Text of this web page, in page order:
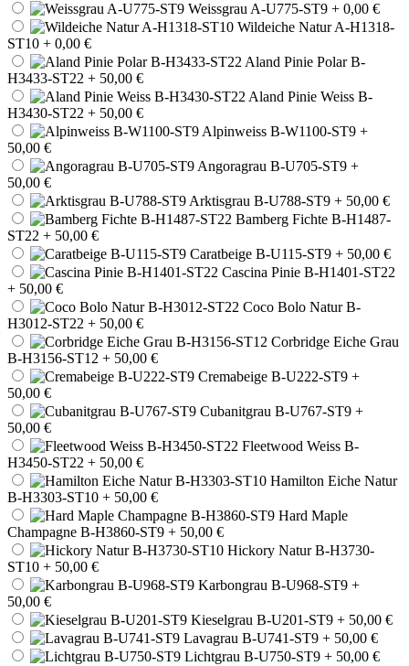
Weissgrau A-U775-ST9 + 0,00 €
Wildeiche Natur A-H1318-
ST10 + 0,00 €
Aland Pinie Polar B-
H3433-ST22 + 50,00 €
Aland Pinie Weiss B-
H3430-ST22 + 50,00 €
Alpinweiss B-W1100-ST9 +
50,00 €
Angoragrau B-U705-ST9 +
50,00 €
Arktisgrau B-U788-ST9 + 50,00 €
Bamberg Fichte B-H1487-
ST22 + 50,00 €
Caratbeige B-U115-ST9 + 50,00 €
Cascina Pinie B-H1401-ST22
+ 50,00 €
Coco Bolo Natur B-
H3012-ST22 + 50,00 €
Corbridge Eiche Grau
B-H3156-ST12 + 50,00 €
Cremabeige B-U222-ST9 +
50,00 €
Cubanitgrau B-U767-ST9 +
50,00 €
Fleetwood Weiss B-
H3450-ST22 + 50,00 €
Hamilton Eiche Natur
B-H3303-ST10 + 50,00 €
Hard Maple
Champagne B-H3860-ST9 + 50,00 €
Hickory Natur B-H3730-
ST10 + 50,00 €
Karbongrau B-U968-ST9 +
50,00 €
Kieselgrau B-U201-ST9 + 50,00 €
Lavagrau B-U741-ST9 + 50,00 €
Lichtgrau B-U750-ST9 + 50,00 €